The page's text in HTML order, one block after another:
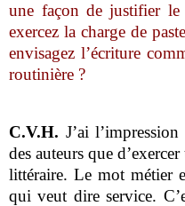
une façon de justifier le
exercez la charge de
envisagez l’écriture
routinière ?
C.V.H. J’ai
des auteurs que
littéraire. Le mot métier
qui veut dire service.